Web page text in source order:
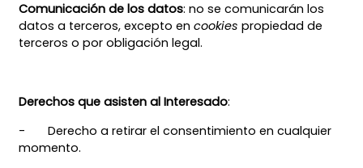
Comunicación de los datos: no se comunicarán los
datos a terceros, excepto en cookies propiedad de
terceros o por obligación legal.
Derechos que asisten al Interesado:
- Derecho a retirar el consentimiento en cualquier
momento.